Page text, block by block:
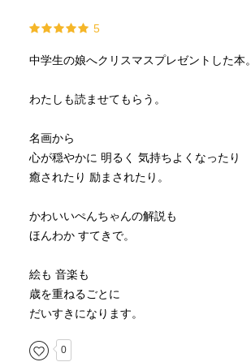
5
中学生の娘へクリスマスプレゼントした本。
わたしも読ませてもらう。
名画から
心が穏やかに 明るく 気持ちよくなったり
癒されたり 励まされたり。
かわいいぺんちゃんの解説も
ほんわか すてきで。
絵も 音楽も
歳を重ねるごとに
だいすきになります。
0